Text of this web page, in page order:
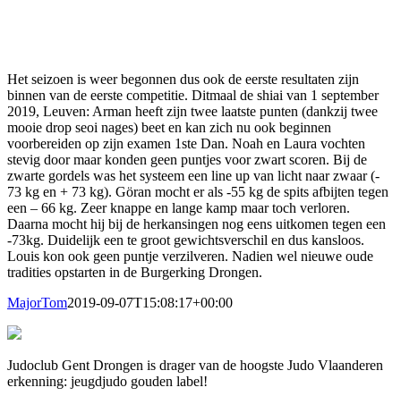
Het seizoen is weer begonnen dus ook de eerste resultaten zijn
binnen van de eerste competitie. Ditmaal de shiai van 1 september
2019, Leuven: Arman heeft zijn twee laatste punten (dankzij twee
mooie drop seoi nages) beet en kan zich nu ook beginnen
voorbereiden op zijn examen 1ste Dan. Noah en Laura vochten
stevig door maar konden geen puntjes voor zwart scoren. Bij de
zwarte gordels was het systeem een line up van licht naar zwaar (-
73 kg en + 73 kg). Göran mocht er als -55 kg de spits afbijten tegen
een – 66 kg. Zeer knappe en lange kamp maar toch verloren.
Daarna mocht hij bij de herkansingen nog eens uitkomen tegen een
-73kg. Duidelijk een te groot gewichtsverschil en dus kansloos.
Louis kon ook geen puntje verzilveren. Nadien wel nieuwe oude
tradities opstarten in de Burgerking Drongen.
MajorTom2019-09-07T15:08:17+00:00
Judoclub Gent Drongen is drager van de hoogste Judo Vlaanderen
erkenning: jeugdjudo gouden label!